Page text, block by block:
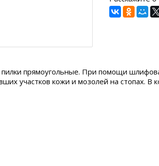
прямоугольные. При помощи
участков кожи и мозолей на стопах. В